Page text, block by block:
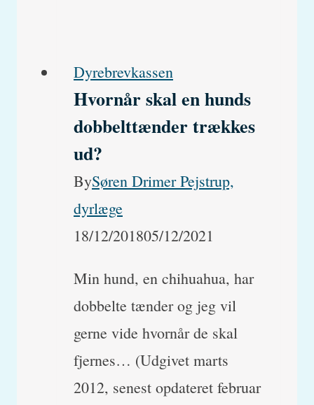
Dyrebrevkassen
Hvornår skal en hunds
dobbelttænder trækkes
ud?
BySøren Drimer Pejstrup,
dyrlæge
18/12/201805/12/2021
Min hund, en chihuahua, har
dobbelte tænder og jeg vil
gerne vide hvornår de skal
fjernes… (Udgivet marts
2012, senest opdateret februar